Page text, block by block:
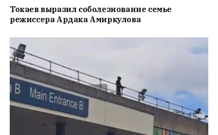
Токаев выразил соболезнование семье
режиссера Ардака Амиркулова